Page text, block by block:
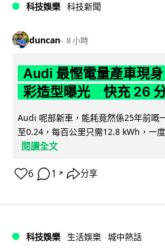
科技娛樂 科技新聞
duncan 8 小時
Audi 最慳電量產車現
彩造型曝光 快充 26
Audi 呢部新車，能耗竟然係25年前嘅
至0.24，每百公里只需12.8 kWh，一
閱讀全文
6 1 ↗ 分享
科技娛樂 生活娛樂 城中熱話